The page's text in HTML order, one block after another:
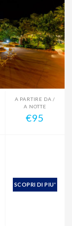
A PARTIRE DA /
A NOTTE
€95
SCOPRI DI PIU'